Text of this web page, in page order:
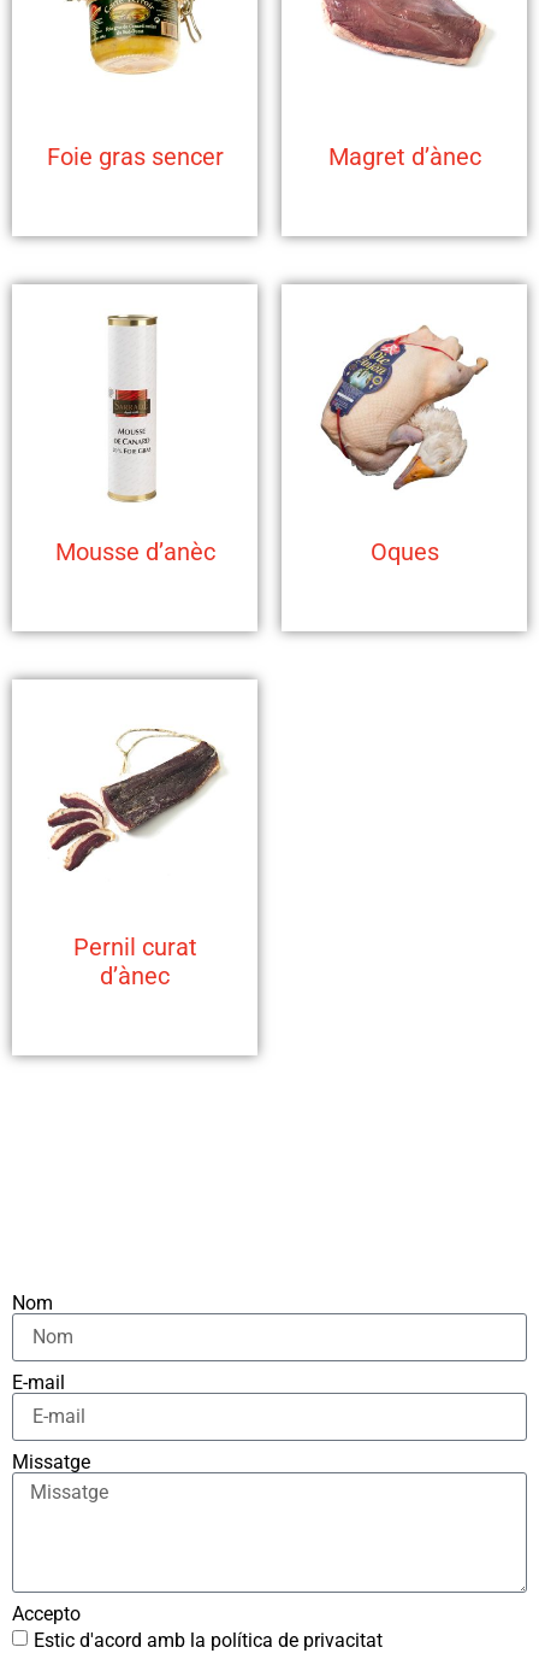
Foie gras sencer Magret d’ànec
Mousse d’anèc Oques
Pernil curat
d’ànec
Nom
E-mail
Missatge
Accepto
Estic d'acord amb la política de privacitat